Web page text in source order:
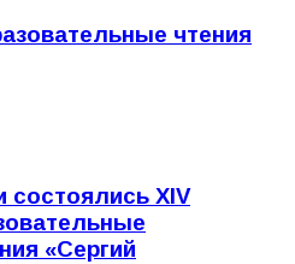
чтения
состоялись XIV
«Сергий